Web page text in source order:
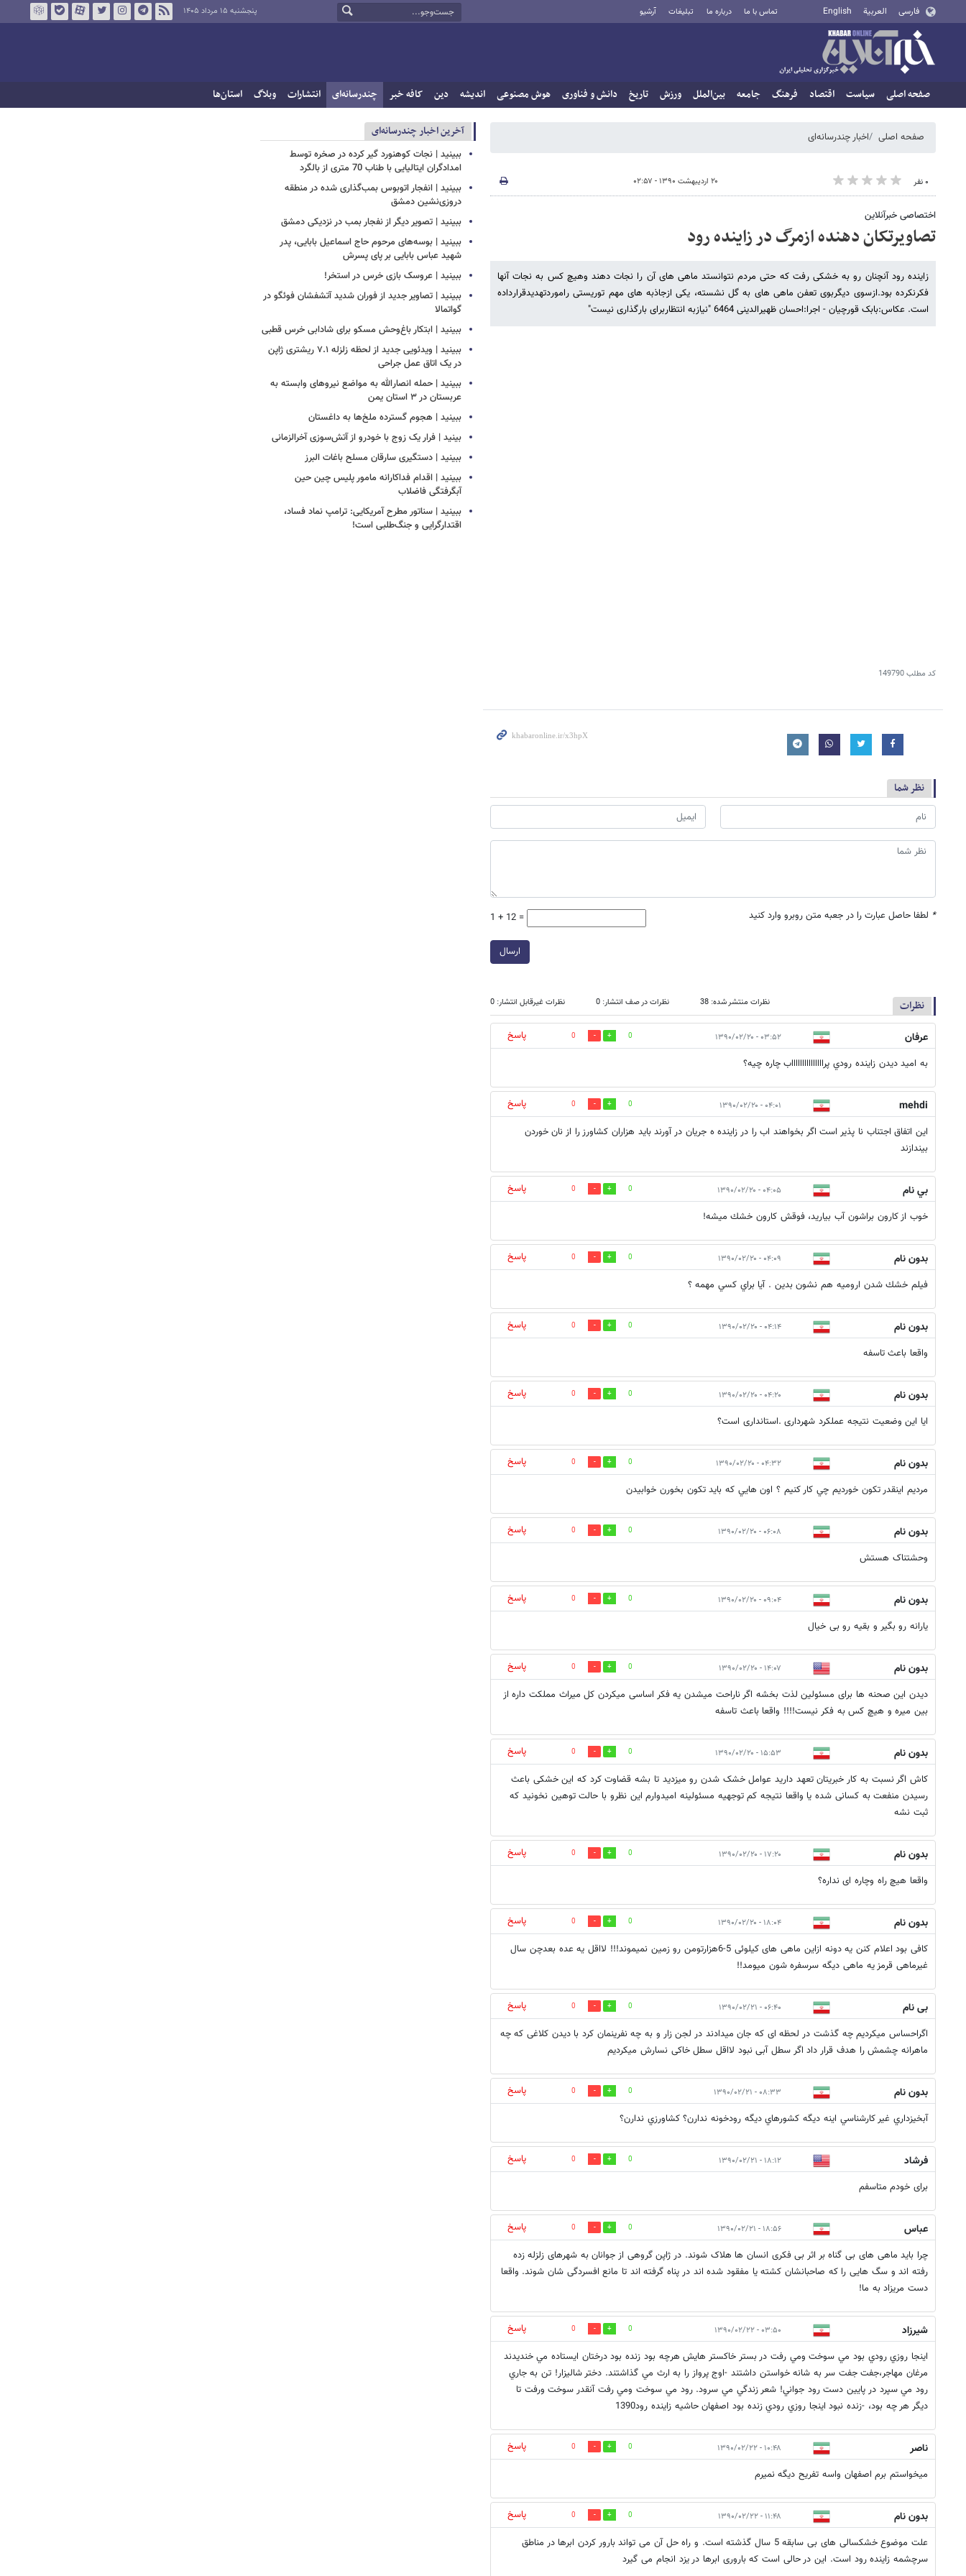
فارسی العربية English تماس با ما درباره ما تبلیغات آرشیو پنجشنبه ۱۵ مرداد ۱۴۰۵
صفحه اصلی سیاست اقتصاد فرهنگ جامعه بین‌الملل ورزش تاریخ دانش و فناوری هوش مصنوعی اندیشه دین کافه خبر چندرسانه‌ای انتشارات وبلاگ استان‌ها
صفحه اصلی اخبار چندرسانه‌ای
۰ نفر ۲۰ اردیبهشت ۱۳۹۰ - ۰۲:۵۷
اختصاصی خبرآنلاین
تصاویرتکان دهنده ازمرگ در زاینده رود
زاینده رود آنچنان رو به خشکی رفت که حتی مردم نتوانستد ماهی های آن را نجات دهند وهیچ کس به نجات آنها
فکرنکرده بود.ازسوی دیگربوی تعفن ماهی های به گل نشسته، یکی ازجاذبه های مهم توریستی راموردتهدیدقرارداده
است. عکاس:بابک قورچیان - اجرا:احسان ظهیرالدینی 6464 "نیازبه انتظاربرای بارگذاری نیست"
کد مطلب149790
نظر شما
* لطفا حاصل عبارت را در جعبه متن روبرو وارد کنید 1 + 12 =
ارسال
نظرات نظرات منتشر شده: 38 نظرات در صف انتشار: 0 نظرات غیرقابل انتشار: 0
عرفان ۰۳:۵۲ - ۱۳۹۰/۰۲/۲۰ 0
0
پاسخ
به اميد ديدن زاينده رودي پراااااااااااااااب چاره چيه؟
mehdi ۰۴:۰۱ - ۱۳۹۰/۰۲/۲۰ 0
0
پاسخ
این اتفاق اجتناب نا پذیر است اگر بخواهند اب را در زاینده ه جریان در آورند باید هزاران کشاورز را از نان خوردن
بیندازند
بي نام ۰۴:۰۵ - ۱۳۹۰/۰۲/۲۰ 0
0
پاسخ
خوب از كارون براشون آب بياريد، فوقش كارون خشك ميشه!
بدون نام ۰۴:۰۹ - ۱۳۹۰/۰۲/۲۰ 0
0
پاسخ
فيلم خشك شدن اروميه هم نشون بدين . آيا براي كسي مهمه ؟
بدون نام ۰۴:۱۴ - ۱۳۹۰/۰۲/۲۰ 0
0
پاسخ
واقعا باعث تاسفه
بدون نام ۰۴:۲۰ - ۱۳۹۰/۰۲/۲۰ 0
0
پاسخ
ایا این وضعیت نتیجه عملکرد شهرداری .استانداری است؟
بدون نام ۰۴:۳۲ - ۱۳۹۰/۰۲/۲۰ 0
0
پاسخ
مرديم اينقدر تكون خورديم چي كار كنيم ؟ اون هايي كه بايد تكون بخورن خوابيدن
بدون نام ۰۶:۰۸ - ۱۳۹۰/۰۲/۲۰ 0
0
پاسخ
وحشتناک هستش
بدون نام ۰۹:۰۴ - ۱۳۹۰/۰۲/۲۰ 0
0
پاسخ
یارانه رو بگیر و بقیه رو بی خیال
بدون نام ۱۴:۰۷ - ۱۳۹۰/۰۲/۲۰ 0
0
پاسخ
دیدن این صحنه ها برای مسئولین لذت بخشه اگر ناراحت میشدن یه فکر اساسی میکردن کل میراث مملکت داره از
بین میره و هیچ کس به فکر نیست!!!! واقعا باعث تاسفه
بدون نام ۱۵:۵۳ - ۱۳۹۰/۰۲/۲۰ 0
0
پاسخ
کاش اگر نسبت به کار خبریتان تعهد دارید عوامل خشک شدن رو میزدید تا بشه قضاوت کرد که این خشکی باعث
رسیدن منفعت به کسانی شده یا واقعا نتیجه کم توجهیه مسئولینه امیدوارم این نظرو با حالت توهین نخونید که
ثبت نشه
بدون نام ۱۷:۲۰ - ۱۳۹۰/۰۲/۲۰ 0
0
پاسخ
واقعا هیچ راه وچاره ای نداره؟
بدون نام ۱۸:۰۴ - ۱۳۹۰/۰۲/۲۰ 0
0
پاسخ
کافی بود اعلام کنن یه دونه ازاین ماهی های کیلوئی 5-6هزارتومن رو زمین نمیموند!!! لااقل یه عده بعدچن سال
غیرماهی قرمز یه ماهی دیگه سرسفره شون میومد!!
بی نام ۰۶:۴۰ - ۱۳۹۰/۰۲/۲۱ 0
0
پاسخ
اگراحساس میکردیم چه گذشت در لحظه ای که جان میدادند در لجن زار و به چه نفرینمان کرد با دیدن کلاغی که چه
ماهرانه چشمش را هدف قرار داد اگر سطل آبی نبود لااقل سطل خاکی نسارش میکردیم
بدون نام ۰۸:۳۳ - ۱۳۹۰/۰۲/۲۱ 0
0
پاسخ
آبخيزداري غير كارشناسي اينه ديگه كشورهاي ديگه رودخونه ندارن؟ كشاورزي ندارن؟
فرشاد ۱۸:۱۲ - ۱۳۹۰/۰۲/۲۱ 0
0
پاسخ
برای خودم متاسفم
عباس ۱۸:۵۶ - ۱۳۹۰/۰۲/۲۱ 0
0
پاسخ
چرا باید ماهی های بی گناه بر اثر بی فکری انسان ها هلاک شوند. در ژاپن گروهی از جوانان به شهرهای زلزله زده
رفته اند و سگ هایی را که صاحبانشان کشته یا مفقود شده اند در پناه گرفته اند تا مانع افسردگی شان شوند. واقعا
دست مریزاد به ما!
شيرزاد ۰۳:۵۰ - ۱۳۹۰/۰۲/۲۲ 0
0
پاسخ
اينجا روزي رودي بود مي سوخت ومي رفت در بستر خاكستر هايش هرچه بود زنده بود درختان ايستاده مي خنديدند
مرغان مهاجر،جفت جفت سر به شانه خواستن داشتند -اوج پرواز را به ارث مي گذاشتند. دختر شاليزار! تن به جاري
رود مي سپرد در پايين دست رود جواني! شعر زندگي مي سرود. رود مي سوخت ومي رفت آنقدر سوخت ورفت تا
ديگر هر چه بود، -زنده نبود اينجا روزي رودي زنده بود اصفهان حاشيه زاينده رود1390
ناصر ۱۰:۴۸ - ۱۳۹۰/۰۲/۲۲ 0
0
پاسخ
میخواستم برم اصفهان واسه تفریح دیگه نمیرم
بدون نام ۱۱:۴۸ - ۱۳۹۰/۰۲/۲۲ 0
0
پاسخ
علت موضوع خشکسالی های بی سابقه 5 سال گذشته است. و راه حل آن می تواند بارور کردن ابرها در مناطق
سرچشمه زاینده رود است. این در حالی است که باروری ابرها در یزد انجام می گیرد
آخرین اخبار چندرسانه‌ای
ببینید | نجات کوهنورد گیر کرده در صخره توسط
امدادگران ایتالیایی با طناب 70 متری از بالگرد
ببینید | انفجار اتوبوس بمب‌گذاری شده در منطقه
دروزی‌نشین دمشق
ببینید | تصویر دیگر از نفجار بمب در نزدیکی دمشق
ببینید | بوسه‌های مرحوم حاج اسماعیل بابایی، پدر
شهید عباس بابایی بر پای پسرش
ببینید | عروسک بازی خرس در استخر!
ببینید | تصاویر جدید از فوران شدید آتشفشان فوئگو در
گواتمالا
ببینید | ابتکار باغ‌وحش مسکو برای شادابی خرس قطبی
ببینید | ویدئویی جدید از لحظه زلزله ۷.۱ ریشتری ژاپن
در یک اتاق عمل جراحی
ببینید | حمله انصارالله به مواضع نیروهای وابسته به
عربستان در ۳ استان یمن
ببینید | هجوم گسترده ملخ‌ها به داغستان
بینید | فرار یک زوج با خودرو از آتش‌سوزی آخرالزمانی
ببینید | دستگیری سارقان مسلح باغات البرز
ببینید | اقدام فداکارانه مامور پلیس چین حین
آبگرفتگی فاضلاب
ببینید | سناتور مطرح آمریکایی: ترامپ نماد فساد،
اقتدارگرایی و جنگ‌طلبی است!